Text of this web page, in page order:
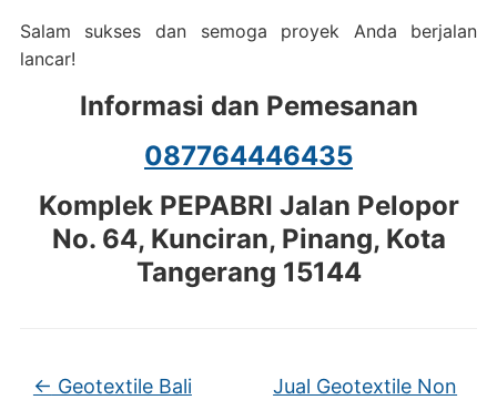
Salam sukses dan semoga proyek Anda berjalan
lancar!
Informasi dan Pemesanan
087764446435
Komplek PEPABRI Jalan Pelopor
No. 64, Kunciran, Pinang, Kota
Tangerang 15144
← Geotextile Bali
Jual Geotextile Non